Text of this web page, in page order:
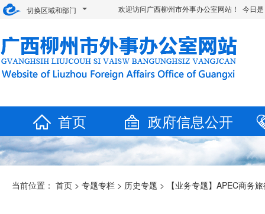
切换区域和部门 欢迎访问广西柳州市外事办公室网站！ 今日
首页 政府信息公开
当前位置： 首页 > 专题专栏 > 历史专题 > 【业务专题】APEC商务